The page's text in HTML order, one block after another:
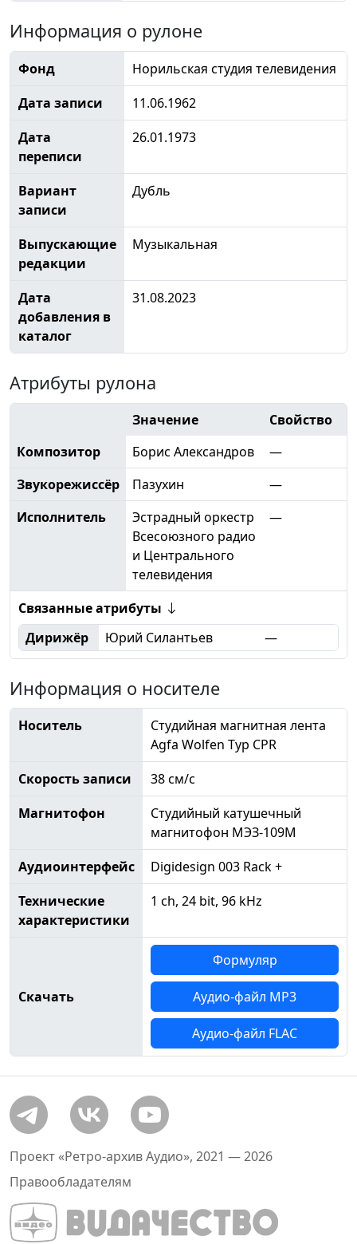
Информация о рулоне
Фонд
Норильская студия телевидения
Дата записи
11.06.1962
Дата
переписи
26.01.1973
Вариант
записи
Дубль
Выпускающие
редакции
Музыкальная
Дата
добавления в
каталог
31.08.2023
Атрибуты рулона
Значение
Свойство
Композитор
Борис Александров
—
Звукорежиссёр
Пазухин
—
Исполнитель
Эстрадный оркестр
Всесоюзного радио
и Центрального
телевидения
—
Связанные атрибуты
Дирижёр
Юрий Силантьев —
Информация о носителе
Носитель
Студийная магнитная лента
Agfa Wolfen Typ CPR
Скорость записи
38 см/с
Магнитофон
Студийный катушечный
магнитофон МЭЗ-109М
Аудиоинтерфейс
Digidesign 003 Rack +
Технические
характеристики
1 ch, 24 bit, 96 kHz
Скачать
Формуляр
Аудио-файл MP3
Аудио-файл FLAC
Проект «Ретро-архив Аудио», 2021 — 2026
Правообладателям